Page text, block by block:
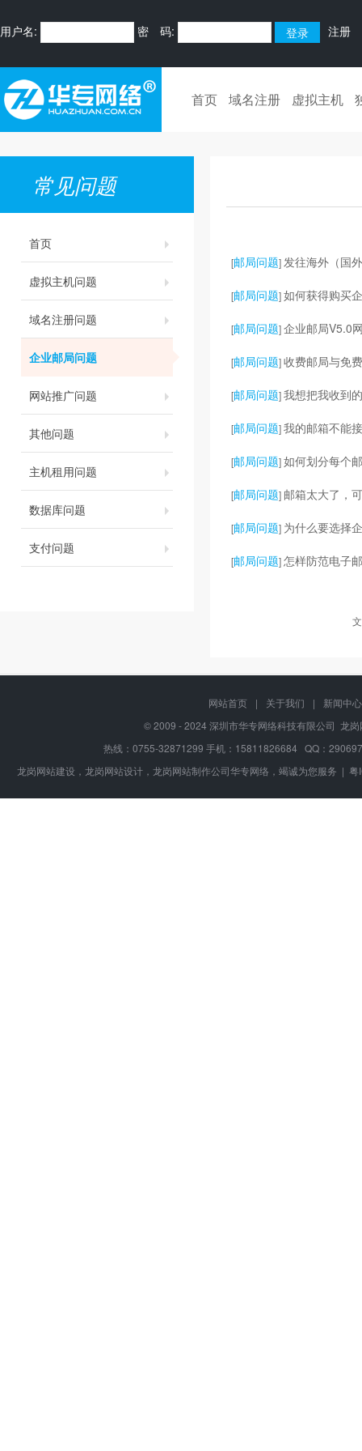
用户名: 密 码: 注册
首页 域名注册 虚拟主机
常见问题
首页
虚拟主机问题
域名注册问题
企业邮局问题
网站推广问题
其他问题
主机租用问题
数据库问题
支付问题
[邮局问题]发往海外（国
[邮局问题]如何获得购买
[邮局问题]企业邮局V5.0
[邮局问题]收费邮局与免
[邮局问题]我想把我收到
[邮局问题]我的邮箱不能
[邮局问题]如何划分每个
[邮局问题] 邮箱太大了，
[邮局问题] 为什么要选择
[邮局问题]怎样防范电子
网站首页 | 关于我们 |
新闻中心
© 2009 - 2024 深圳市华专网络科技有限公司 龙
热线：0755-32871299 手机：15811826684 QQ：
龙岗网站建设，龙岗网站设计，龙岗网站制作公司华专网络，竭诚为您服务 | 粤